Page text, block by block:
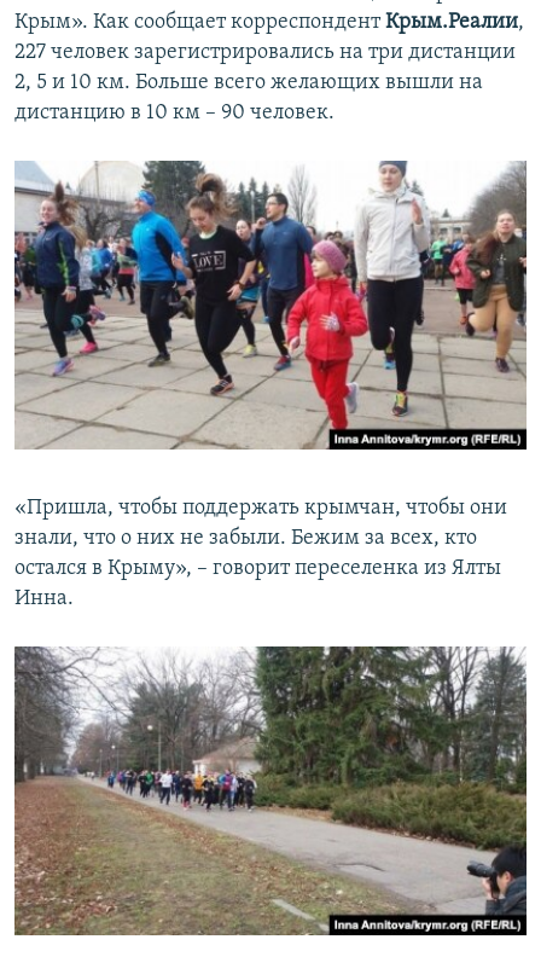
Все сайты RFE/RL
Крым». Как сообщает корреспондентКрым.Реалии,
227 человек зарегистрировались на три дистанции
2, 5 и 10 км. Больше всего желающих вышли на
дистанцию в 10 км – 90 человек.
«Пришла, чтобы поддержать крымчан, чтобы они
знали, что о них не забыли. Бежим за всех, кто
остался в Крыму», – говорит переселенка из Ялты
Инна.